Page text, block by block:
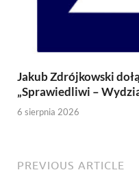
Jakub Zdrójkowski
„Sprawiedliwi –
6 sierpnia 2026
PREVIOUS ARTICLE